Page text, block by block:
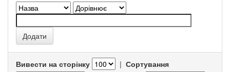
Вивести на сторінку | Сортування